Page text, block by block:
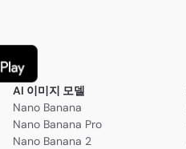
AI 이미지 모델
Nano Banana
Nano Banana Pro
Nano Banana 2